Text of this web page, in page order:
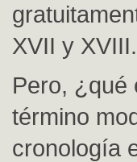
XVII y XVIII.
Pero, ¿qué
término
cronología